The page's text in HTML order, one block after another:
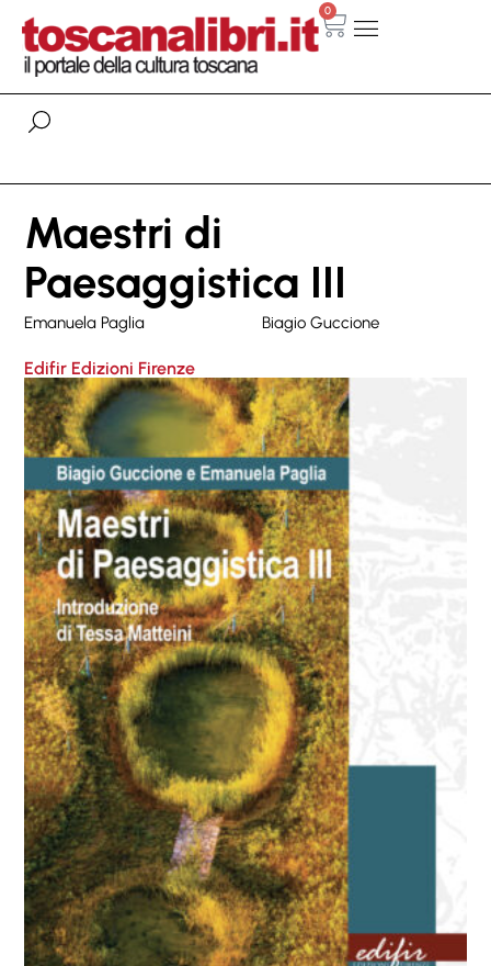
0
Maestri di
Paesaggistica III
Emanuela Paglia Biagio Guccione
Edifir Edizioni Firenze